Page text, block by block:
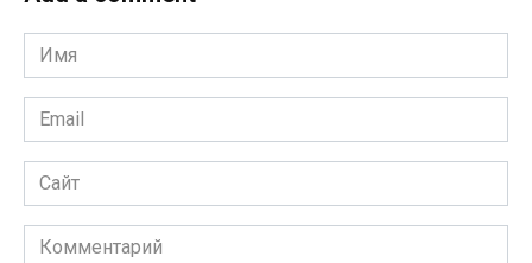
Имя
*
Email
*
Сайт
Комментарий